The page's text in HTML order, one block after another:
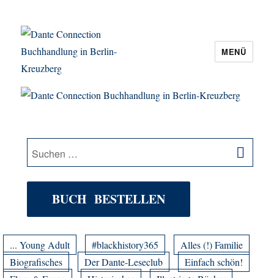
Dante Connection Buchhandlung in
MENÜ
Suche
nach:
BUCH BESTELLEN
... Young Adult #blackhistory365
Alles (!) Familie
Biografisches
Der Dante-Leseclub
Einfach schön!